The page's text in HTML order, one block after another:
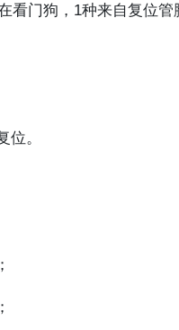
门狗，1种来自复位
位。